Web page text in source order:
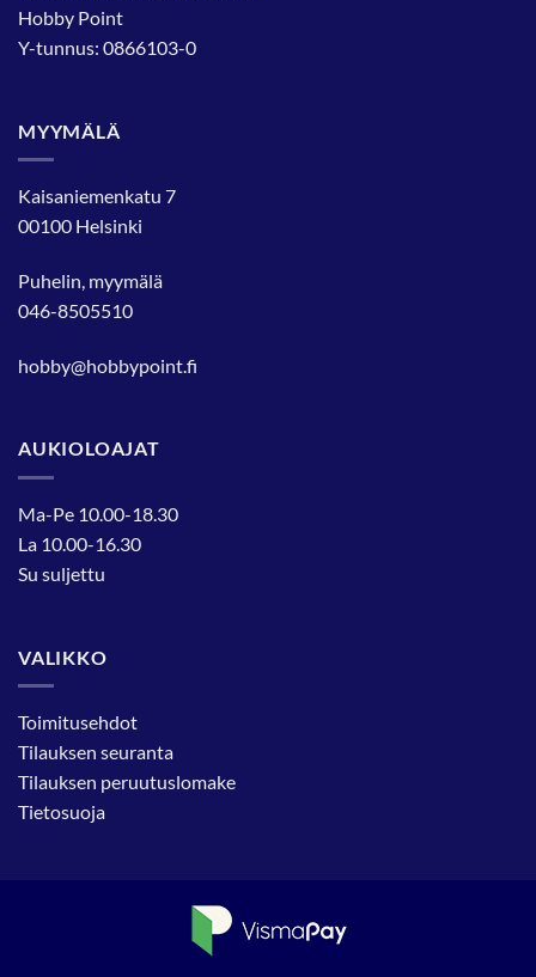
Hobby Point
Y-tunnus: 0866103-0
MYYMÄLÄ
Kaisaniemenkatu 7
00100 Helsinki
Puhelin, myymälä
046-8505510
hobby@hobbypoint.fi
AUKIOLOAJAT
Ma-Pe 10.00-18.30
La 10.00-16.30
Su suljettu
VALIKKO
Toimitusehdot
Tilauksen seuranta
Tilauksen peruutuslomake
Tietosuoja